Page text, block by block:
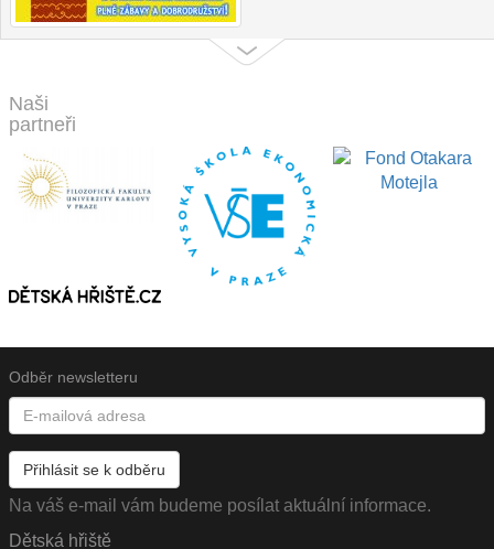
Naši
partneři
Odběr newsletteru
Přihlásit se k odběru
Na váš e-mail vám budeme posílat aktuální informace.
Dětská hřiště